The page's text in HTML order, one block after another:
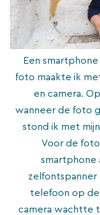
Een
foto maakte ik
en camera.
wanneer de foto
stond ik met
Voor de
smartphone
zelfontspanner
telefoon op
camera wachtte